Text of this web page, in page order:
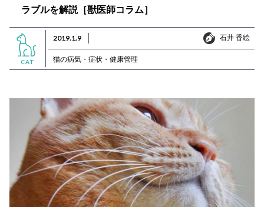
ラブルを解説［獣医師コラム］
CAT
2019.1.9 石井 香絵
石井 香絵
猫の病気・症状・健康管理